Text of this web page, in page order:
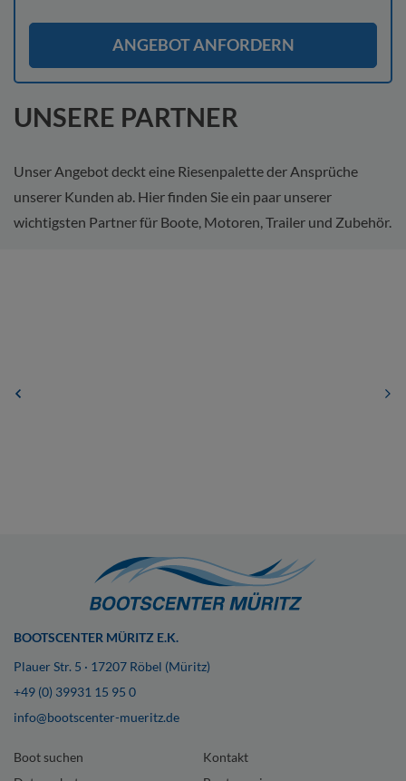
ANGEBOT ANFORDERN
UNSERE PARTNER
Unser Angebot deckt eine Riesenpalette der Ansprüche
unserer Kunden ab. Hier finden Sie ein paar unserer
wichtigsten Partner für Boote, Motoren, Trailer und Zubehör.
BOOTSCENTER MÜRITZ E.K.
Plauer Str. 5 · 17207 Röbel (Müritz)
+49 (0) 39931 15 95 0
info@bootscenter-mueritz.de
Boot suchen
Kontakt